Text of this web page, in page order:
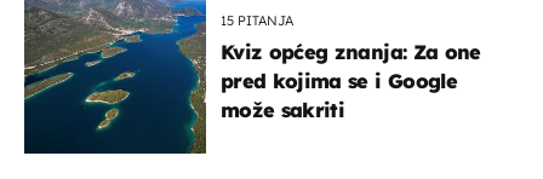
15 PITANJA
Kviz općeg znanja: Za one
pred kojima se i Google
može sakriti